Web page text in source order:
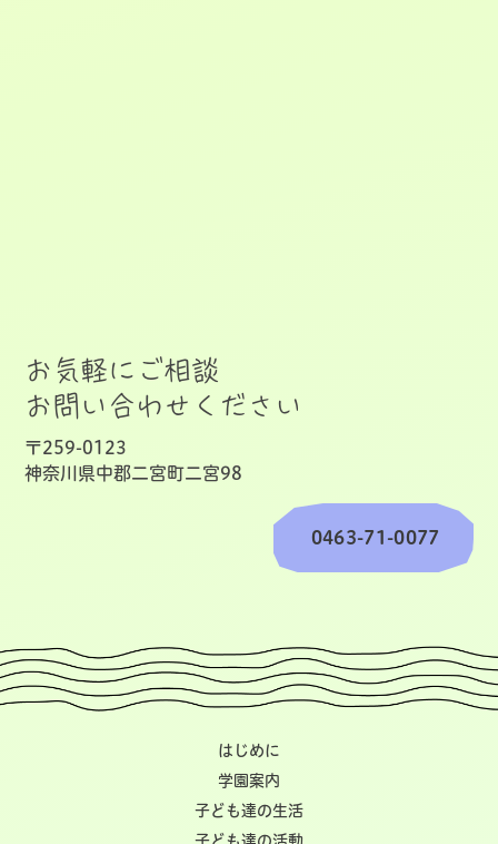
お気軽にご相談
お問い合わせください
〒259-0123
神奈川県中郡二宮町二宮98
0463-71-0077
はじめに
学園案内
子ども達の生活